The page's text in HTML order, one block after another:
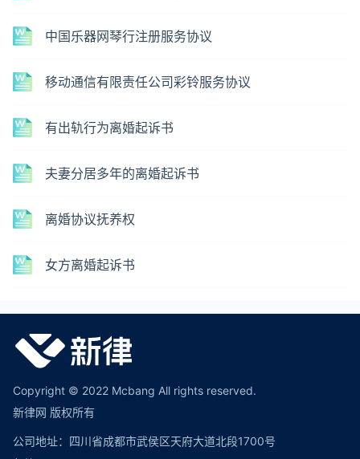
中国乐器网琴行注册服务协议
移动通信有限责任公司彩铃服务协议
有出轨行为离婚起诉书
夫妻分居多年的离婚起诉书
离婚协议抚养权
女方离婚起诉书
Copyright © 2022 Mcbang All rights reserved.
新律网 版权所有
公司地址：四川省成都市武侯区天府大道北段1700号